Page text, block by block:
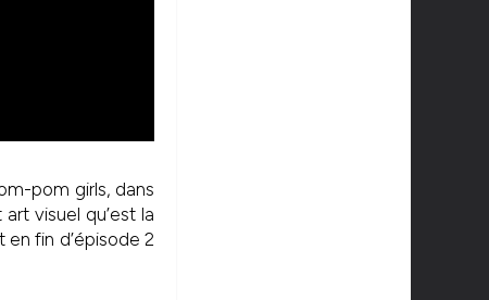
pom girls, dans
visuel qu’est la
fin d’épisode 2